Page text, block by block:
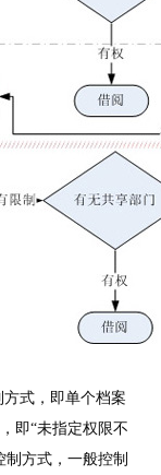
式，即单个档案
即“未指定权限不
方式，一般控制